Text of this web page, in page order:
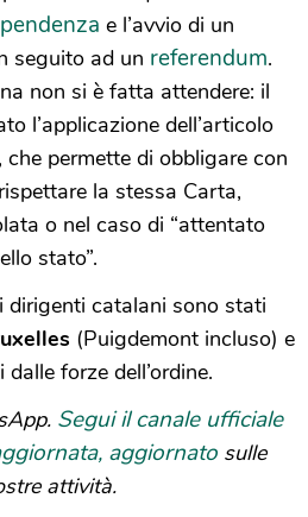
e l’avvio di un
seguito ad un referendum.
non si è fatta attendere: il
l’applicazione dell’articolo
permette di obbligare con
la stessa Carta,
o nel caso di “attentato
stato”.
dirigenti catalani sono stati
(Puigdemont incluso) e
forze dell’ordine.
Segui il canale ufficiale
aggiornato sulle
attività.